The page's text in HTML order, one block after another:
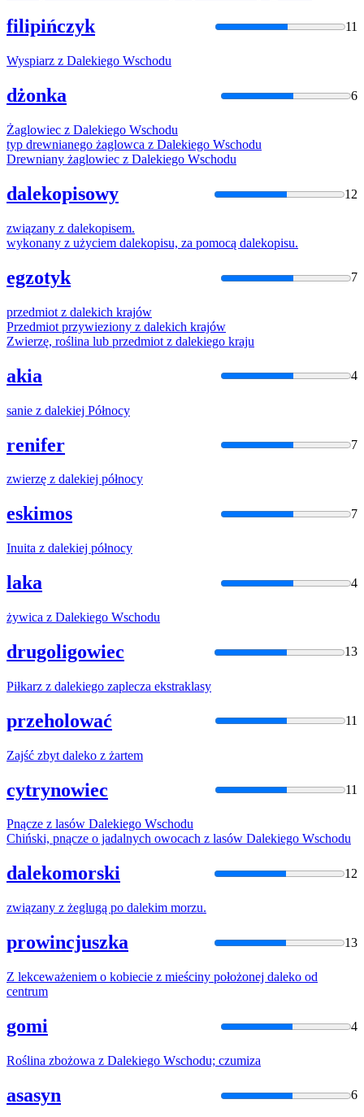
filipińczyk 11
Wyspiarz z Dalekiego Wschodu
dżonka 6
Żaglowiec z Dalekiego Wschodu
typ drewnianego żaglowca z Dalekiego Wschodu
Drewniany żaglowiec z Dalekiego Wschodu
dalekopisowy 12
związany z dalekopisem.
wykonany z użyciem dalekopisu, za pomocą dalekopisu.
egzotyk 7
przedmiot z dalekich krajów
Przedmiot przywieziony z dalekich krajów
Zwierzę, roślina lub przedmiot z dalekiego kraju
akia 4
sanie z dalekiej Północy
renifer 7
zwierzę z dalekiej północy
eskimos 7
Inuita z dalekiej północy
laka 4
żywica z Dalekiego Wschodu
drugoligowiec 13
Piłkarz z dalekiego zaplecza ekstraklasy
przeholować 11
Zajść zbyt daleko z żartem
cytrynowiec 11
Pnącze z lasów Dalekiego Wschodu
Chiński, pnącze o jadalnych owocach z lasów Dalekiego Wschodu
dalekomorski 12
związany z żeglugą po dalekim morzu.
prowincjuszka 13
Z lekceważeniem o kobiecie z mieściny położonej daleko od
centrum
gomi 4
Roślina zbożowa z Dalekiego Wschodu; czumiza
asasyn 6